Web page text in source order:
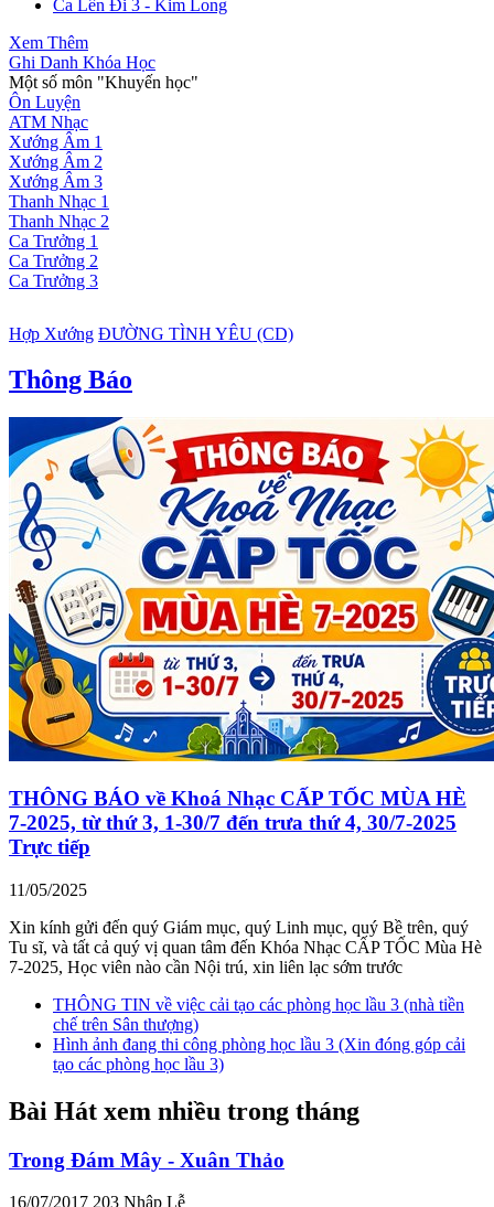
Ca Lên Đi 3 - Kim Long
Xem Thêm
Ghi Danh Khóa Học
Một số môn "Khuyến học"
Ôn Luyện
ATM Nhạc
Xướng Âm 1
Xướng Âm 2
Xướng Âm 3
Thanh Nhạc 1
Thanh Nhạc 2
Ca Trưởng 1
Ca Trưởng 2
Ca Trưởng 3
Hợp Xướng ĐƯỜNG TÌNH YÊU (CD)
Thông Báo
THÔNG BÁO về Khoá Nhạc CẤP TỐC MÙA HÈ
7-2025, từ thứ 3, 1-30/7 đến trưa thứ 4, 30/7-2025
Trực tiếp
11/05/2025
Xin kính gửi đến quý Giám mục, quý Linh mục, quý Bề trên, quý
Tu sĩ, và tất cả quý vị quan tâm đến Khóa Nhạc CẤP TỐC Mùa Hè
7-2025, Học viên nào cần Nội trú, xin liên lạc sớm trước
THÔNG TIN về việc cải tạo các phòng học lầu 3 (nhà tiền
chế trên Sân thượng)
Hình ảnh đang thi công phòng học lầu 3 (Xin đóng góp cải
tạo các phòng học lầu 3)
Bài Hát xem nhiều trong tháng
Trong Đám Mây - Xuân Thảo
16/07/2017 203 Nhập Lễ